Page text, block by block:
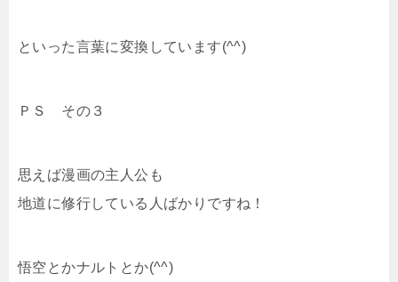
といった言葉に変換しています(^^)
ＰＳ その３
思えば漫画の主人公も
地道に修行している人ばかりですね！
悟空とかナルトとか(^^)